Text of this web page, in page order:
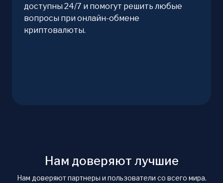
доступны 24/7 и помогут решить любые
вопросы при онлайн-обмене
криптовалюты.
Нам доверяют лучшие
Нам доверяют партнеры и пользователи со всего мира.